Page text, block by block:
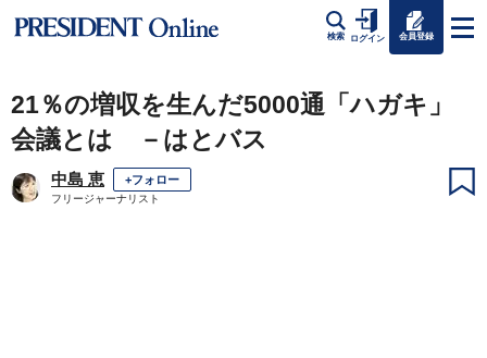
検索 ログイン 会員登録
21％の増収を生んだ5000通「ハガキ」
会議とは －はとバス
中島 恵 +フォロー
フリージャーナリスト